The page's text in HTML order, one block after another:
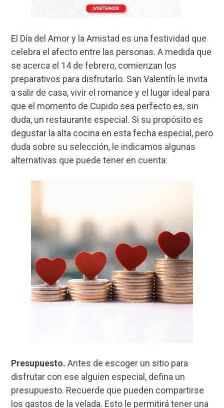
El Día del Amor y la Amistad es una festividad que
celebra el afecto entre las personas. A medida que
se acerca el 14 de febrero, comienzan los
preparativos para disfrutarlo. San Valentín le invita
a salir de casa, vivir el romance y el lugar ideal para
que el momento de Cupido sea perfecto es, sin
duda, un restaurante especial. Si su propósito es
degustar la alta cocina en esta fecha especial, pero
duda sobre su selección, le indicamos algunas
alternativas que puede tener en cuenta:
Presupuesto. Antes de escoger un sitio para
disfrutar con ese alguien especial, defina un
presupuesto. Recuerde que pueden compartirse
los gastos de la velada. Esto le permitirá tener una